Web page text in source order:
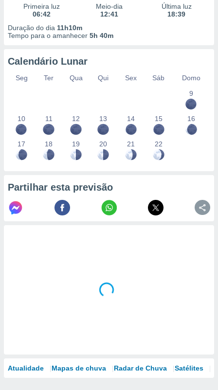
Primeira luz
06:42
Meio-dia
12:41
Última luz
18:39
Duração do dia 11h10m
Tempo para o amanhecer 5h 40m
Calendário Lunar
Seg Ter Qua Qui Sex Sáb
Domo
9
10 11 12 13 14 15 16
17 18 19 20 21 22
Partilhar esta previsão
Atualidade Mapas de chuva Radar de Chuva Satélites